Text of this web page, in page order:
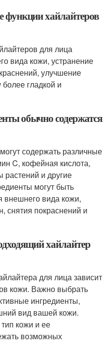
функции хайлайтеров
для лица
вида кожи, устранение
улучшение
гладкой и
обычно содержатся
содержать различные
C, кофейная кислота,
растений и другие
могут быть
внешнего вида кожи,
снятия покраснений и
хайлайтер
для лица зависит
кожи. Важно выбрать
ингредиенты,
вид вашей кожи.
кожи и ее
возможных